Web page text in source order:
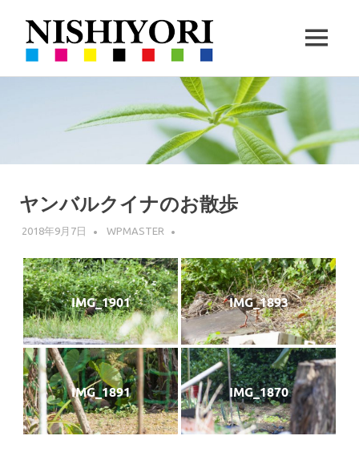
依
撮
影・
｜
沖
縄
栽
MENU
ヤンバルクイナのお散歩
2018年9月7日 WPMASTER
IMG_1901 IMG_1893
IMG_1891 IMG_1870